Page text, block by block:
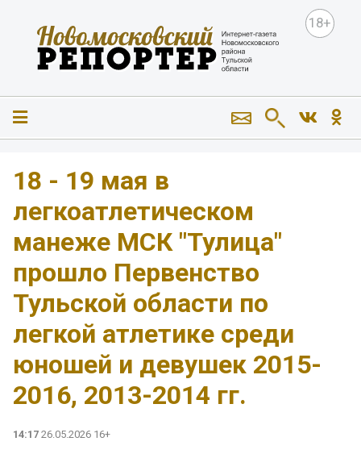
18+
18 - 19 мая в
легкоатлетическом
манеже МСК "Тулица"
прошло Первенство
Тульской области по
легкой атлетике среди
юношей и девушек 2015-
2016, 2013-2014 гг.
14:17 26.05.2026 16+